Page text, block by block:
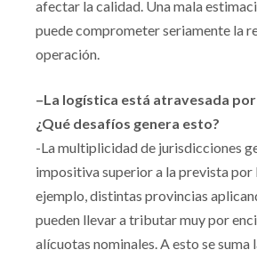
afectar la calidad. Una mala
puede comprometer seriamente la
operación.
–La logística está atravesada
¿Qué desafíos genera esto?
-La multiplicidad de jurisdicciones
impositiva superior a la prevista por
ejemplo, distintas provincias
pueden llevar a tributar muy por
alícuotas nominales. A esto se